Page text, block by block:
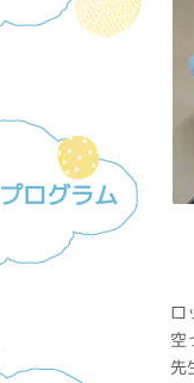
ログラム
ロ
空
先